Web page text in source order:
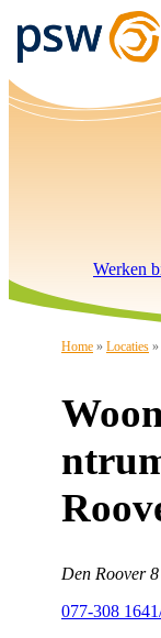
Werken
Home » Locaties »
Den Roover
077-308